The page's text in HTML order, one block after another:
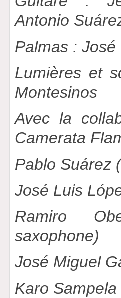
Antonio
Palmas :
Lumières et
Montesinos
Avec la
Camerata
Pablo Suárez
José Luis
Ramiro
saxophone)
José Miguel
Karo